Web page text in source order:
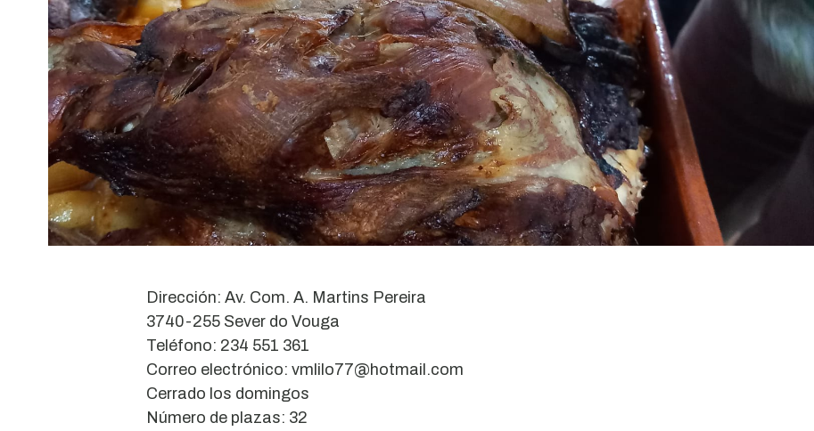
Dirección: Av. Com. A. Martins Pereira
3740-255 Sever do Vouga
Teléfono: 234 551 361
Correo electrónico: vmlilo77@hotmail.com
Cerrado los domingos
Número de plazas: 32